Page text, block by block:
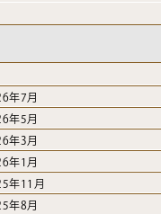
年7月
年5月
年3月
年1月
年11月
年8月